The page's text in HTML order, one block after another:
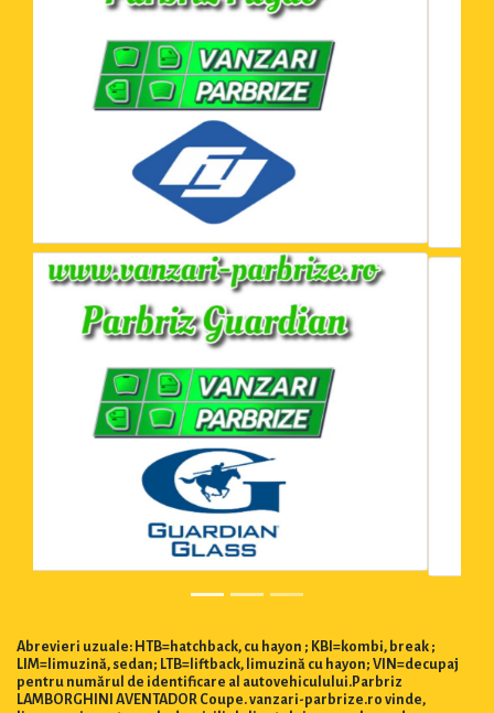
Abrevieri uzuale: HTB=hatchback, cu hayon ; KBI=kombi, break ;
LIM=limuzină, sedan; LTB=liftback, limuzină cu hayon; VIN=decupaj
pentru numărul de identificare al autovehiculului.Parbriz
LAMBORGHINI AVENTADOR Coupe. vanzari-parbrize.ro vinde,